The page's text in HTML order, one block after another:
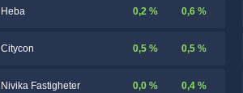
Heba 0,2 % 0,6 %
Citycon 0,5 % 0,5 %
Nivika Fastigheter 0,0 % 0,4 %